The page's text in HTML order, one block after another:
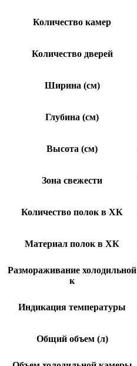
Количество камер
Количество дверей
Ширина (см)
Глубина (см)
Высота (см)
Зона свежести
Количество полок в ХК
Материал полок в ХК
Размораживание холодильной
к
Индикация температуры
Общий объем (л)